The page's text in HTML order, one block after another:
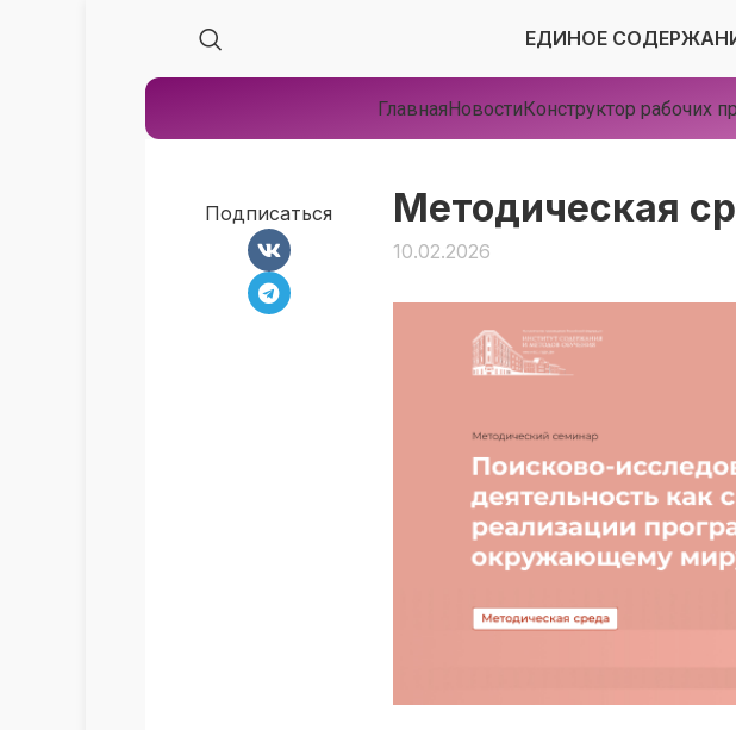
ЕДИНОЕ
ГлавнаяНовостиКонструктор рабочих
Методическая
10.02.2026
Подписаться